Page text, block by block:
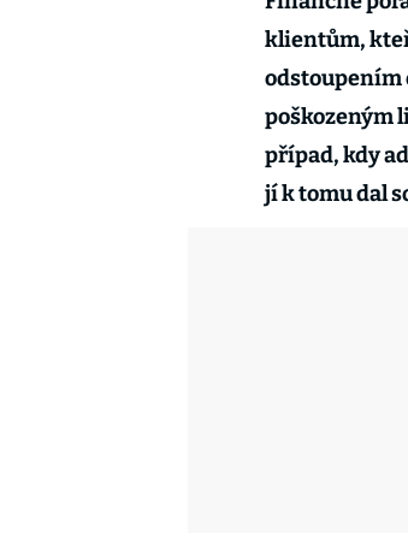
klientům,
odstoupením
poškozeným
případ, kdy
jí k tomu dal